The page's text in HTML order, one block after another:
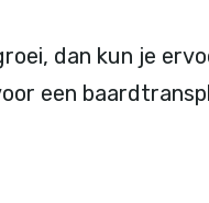
dan kun je
een